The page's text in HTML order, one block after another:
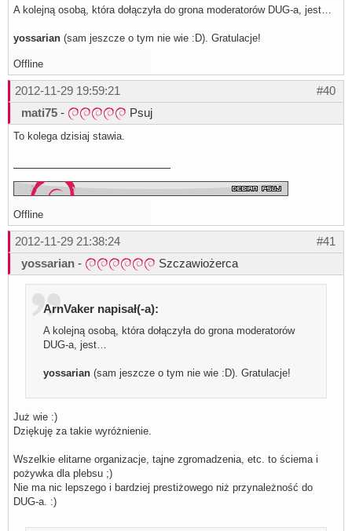
A kolejną osobą, która dołączyła do grona moderatorów DUG-a, jest…
yossarian (sam jeszcze o tym nie wie :D). Gratulacje!
Offline
#40
2012-11-29 19:59:21
mati75 - Psuj
To kolega dzisiaj stawia.
Offline
#41
2012-11-29 21:38:24
yossarian - Szczawiożerca
ArnVaker napisał(-a):
A kolejną osobą, która dołączyła do grona moderatorów
DUG-a, jest…
yossarian (sam jeszcze o tym nie wie :D). Gratulacje!
Już wie :)
Dziękuję za takie wyróżnienie.
Wszelkie elitarne organizacje, tajne zgromadzenia, etc. to ściema i
pożywka dla plebsu ;)
Nie ma nic lepszego i bardziej prestiżowego niż przynależność do
DUG-a. :)